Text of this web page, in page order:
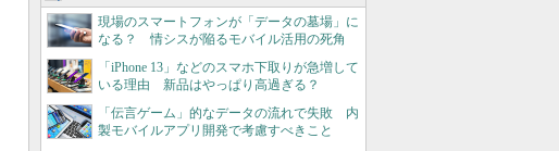
現場のスマートフォンが「データの墓場」に
なる？ 情シスが陥るモバイル活用の死角
「iPhone 13」などのスマホ下取りが急増して
いる理由 新品はやっぱり高過ぎる？
「伝言ゲーム」的なデータの流れで失敗 内
製モバイルアプリ開発で考慮すべきこと